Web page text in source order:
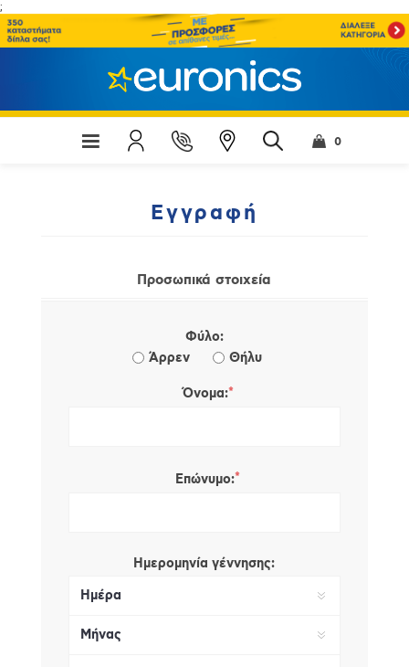
;
0
Εγγραφή
Προσωπικά στοιχεία
Φύλο:
Άρρεν
Θήλυ
Όνομα:*
Επώνυμο:*
Ημερομηνία γέννησης: